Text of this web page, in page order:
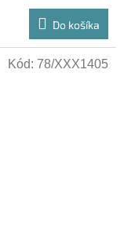
Do košíka
Kód: 78/XXX1405